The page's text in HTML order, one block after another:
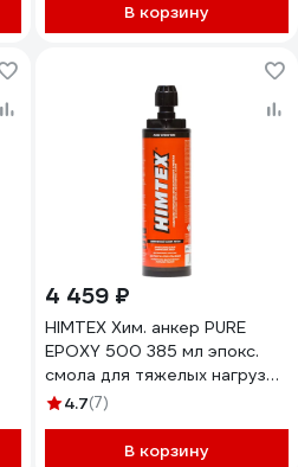
В корзину
4 459 ₽
HIMTEX Хим. анкер PURE
EPOXY 500 385 мл эпокс.
смола для тяжелых нагрузок
+ 1 насадка HIM500385
4.7(7)
В корзину